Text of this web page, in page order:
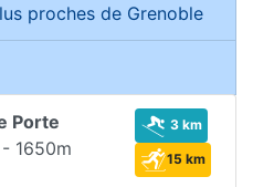
proches de Grenoble
Porte
1650m
3 km
15 km